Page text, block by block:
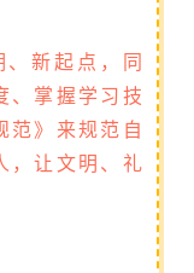
新起点，同
、掌握学习技
范》来规范自
，让文明、礼